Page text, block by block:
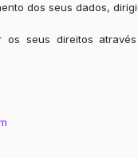
dos seus dados,
os seus direitos